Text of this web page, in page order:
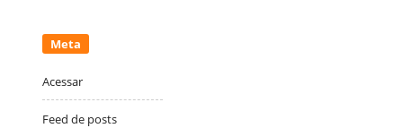
Meta
Acessar
Feed de posts